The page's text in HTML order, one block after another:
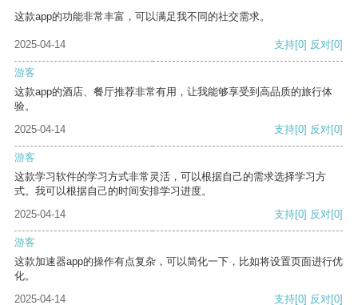
这款app的功能非常丰富，可以满足我不同的社交需求。
2025-04-14 支持[0] 反对[0]
游客
这款app的酒店、餐厅推荐非常有用，让我能够享受到高品质的旅行体
验。
2025-04-14
支持[0] 反对[0]
游客
这款学习软件的学习方式非常灵活，可以根据自己的需求选择学习方
式。我可以根据自己的时间安排学习进度。
2025-04-14
支持[0] 反对[0]
游客
这款加速器app的操作有点复杂，可以简化一下，比如将设置页面进行优
化。
2025-04-14
支持[0] 反对[0]